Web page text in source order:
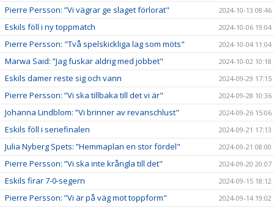
Pierre Persson: ”Vi vägrar ge slaget förlorat" 2024-10-13 08:46
Eskils föll i ny toppmatch 2024-10-06 19:04
Pierre Persson: "Två spelskickliga lag som möts" 2024-10-04 11:04
Marwa Said: ”Jag fuskar aldrig med jobbet" 2024-10-02 10:18
Eskils damer reste sig och vann 2024-09-29 17:15
Pierre Persson: ”Vi ska tillbaka till det vi är" 2024-09-28 10:36
Johanna Lindblom: ”Vi brinner av revanschlust" 2024-09-26 15:06
Eskils föll i seriefinalen 2024-09-21 17:13
Julia Nyberg Spets: ”Hemmaplan en stor fördel" 2024-09-21 08:00
Pierre Persson: ”Vi ska inte krångla till det" 2024-09-20 20:07
Eskils firar 7-0-segern 2024-09-15 18:12
Pierre Persson: ”Vi är på väg mot toppform" 2024-09-14 19:02